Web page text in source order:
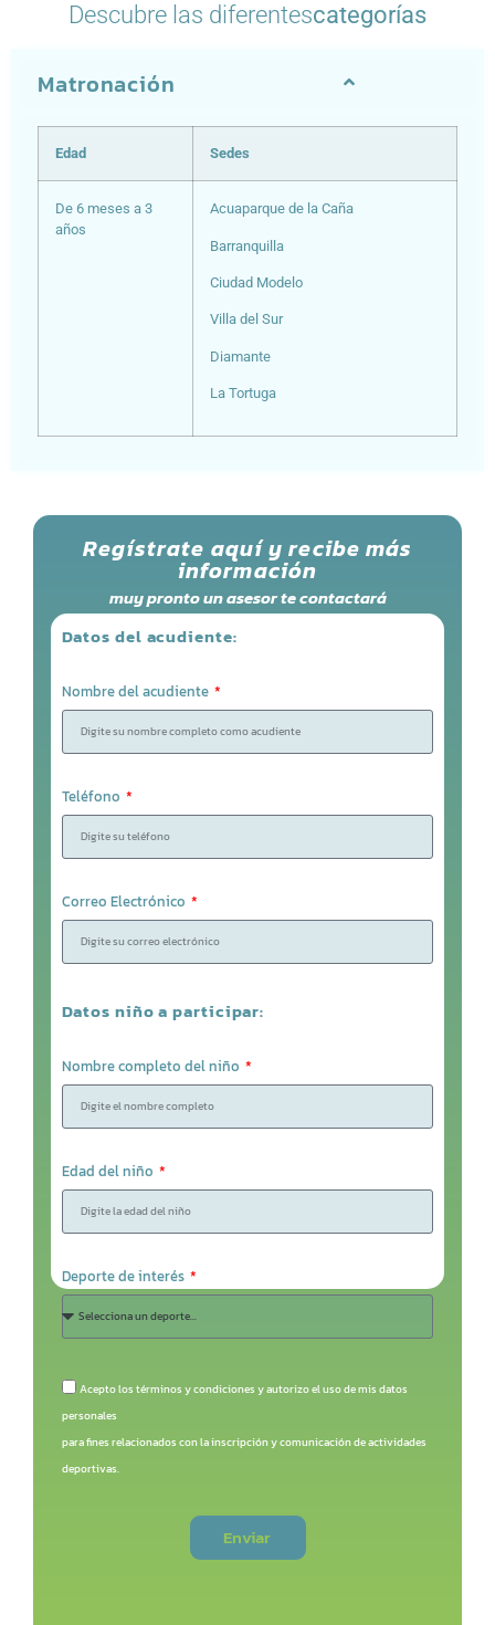
Descubre las diferentescategorías
Matronación
Edad Sedes
De 6 meses a 3
años
Acuaparque de la Caña
Barranquilla
Ciudad Modelo
Villa del Sur
Diamante
La Tortuga
Regístrate aquí y recibe más
información
muy pronto un asesor te contactará
Datos del acudiente:
Nombre del acudiente
Teléfono
Correo Electrónico
Datos niño a participar:
Nombre completo del niño
Edad del niño
Deporte de interés
Acepto los términos y condiciones y autorizo el uso de mis datos
personales
para fines relacionados con la inscripción y comunicación de actividades
deportivas.
Enviar